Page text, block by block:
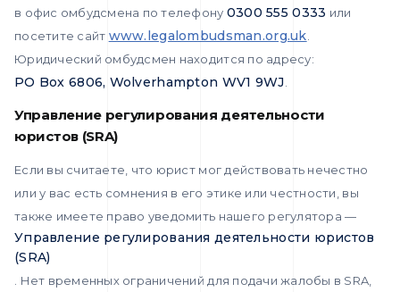
в офис омбудсмена по телефону 0300 555 0333 или
посетите сайт www.legalombudsman.org.uk
Юридический омбудсмен находится по адресу:
PO Box 6806, Wolverhampton WV1 9WJ
Управление регулирования деятельности
юристов (SRA)
Если вы считаете, что юрист мог действовать нечестно
или у вас есть сомнения в его этике или честности, вы
также имеете право уведомить нашего регулятора —
Управление регулирования деятельности юристов
(SRA)
. Нет временных ограничений для подачи жалобы в SRA,